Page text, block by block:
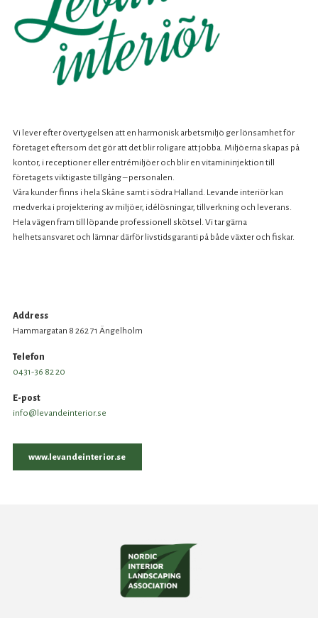
Vi lever efter övertygelsen att en harmonisk arbetsmiljö ger lönsamhet för
företaget eftersom det gör att det blir roligare att jobba. Miljöerna skapas på
kontor, i receptioner eller entrémiljöer och blir en vitamininjektion till
företagets viktigaste tillgång – personalen.
Våra kunder finns i hela Skåne samt i södra Halland. Levande interiör kan
medverka i projektering av miljöer, idélösningar, tillverkning och leverans.
Hela vägen fram till löpande professionell skötsel. Vi tar gärna
helhetsansvaret och lämnar därför livstidsgaranti på både växter och fiskar.
Address
Hammargatan 8 262 71 Ängelholm
Telefon
0431-36 82 20
E-post
info@levandeinterior.se
www.levandeinterior.se